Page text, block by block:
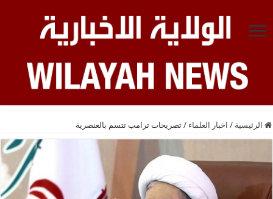
الرئيسية / اخبار العلماء / تصريحات ترامب تتسم بالعنصرية